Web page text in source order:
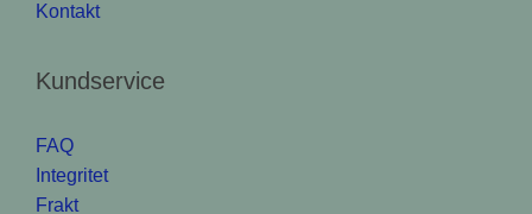
Kontakt
Kundservice
FAQ
Integritet
Frakt